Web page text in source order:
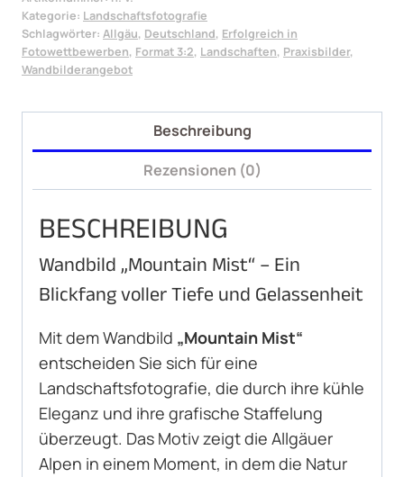
Menge
Kategorie: Landschaftsfotografie
Schlagwörter: Allgäu, Deutschland, Erfolgreich in
Fotowettbewerben, Format 3:2, Landschaften, Praxisbilder,
Wandbilderangebot
Beschreibung
Rezensionen (0)
BESCHREIBUNG
Wandbild „Mountain Mist“ – Ein
Blickfang voller Tiefe und Gelassenheit
Mit dem Wandbild „Mountain Mist“
entscheiden Sie sich für eine
Landschaftsfotografie, die durch ihre kühle
Eleganz und ihre grafische Staffelung
überzeugt. Das Motiv zeigt die Allgäuer
Alpen in einem Moment, in dem die Natur